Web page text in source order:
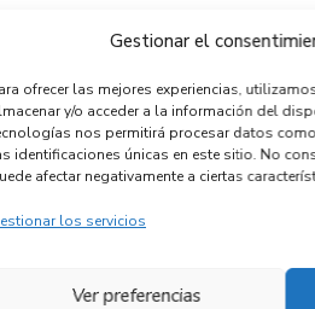
Gestionar el
ofrecer las mejores experiencias,
y/o acceder a la información del
nos permitirá procesar datos
identificaciones únicas en este sitio. No
afectar negativamente a ciertas
los servicios
Ver preferencias